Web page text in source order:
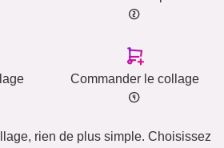
Commander le collage
rien de plus simple. Choisissez